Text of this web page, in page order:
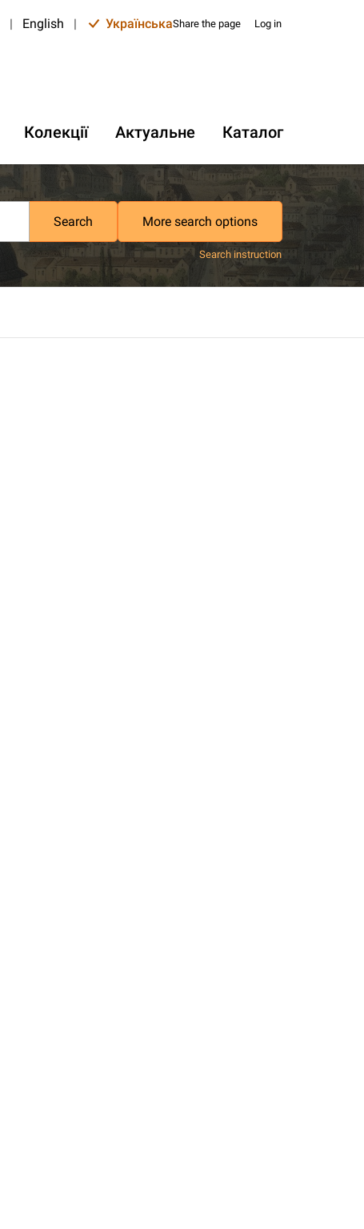
| English | УкраїнськаShare the page Log in
Колекції Актуальне Каталог
Search More search options
Search instruction